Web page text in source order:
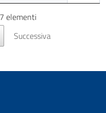
elementi
Successiva